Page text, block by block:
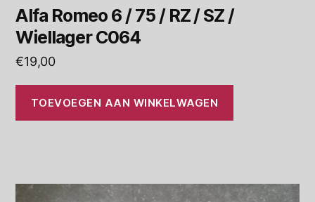
Alfa Romeo 6 / 75 / RZ / SZ /
Wiellager C064
€19,00
TOEVOEGEN AAN WINKELWAGEN